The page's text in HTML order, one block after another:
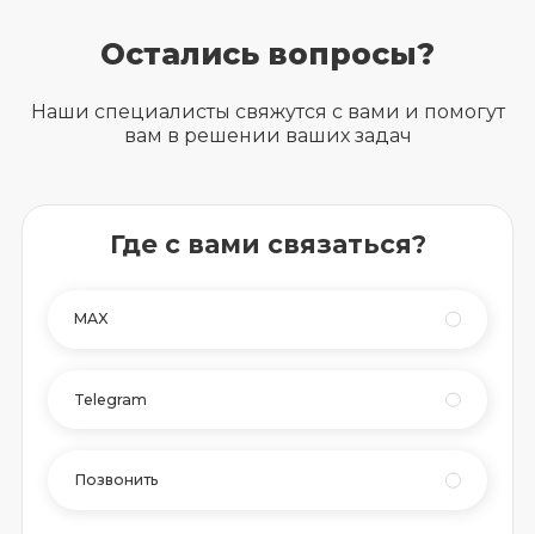
Остались вопросы?
Наши специалисты свяжутся с вами и помогут
вам в решении ваших задач
Где с вами связаться?
MAX
Telegram
Позвонить